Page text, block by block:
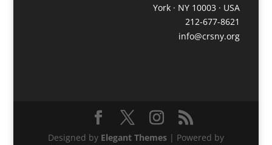
York · NY 10003 · USA
212-677-8621
info@crsny.org
Designed by Elegant Themes| Powered by